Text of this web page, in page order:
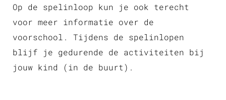
Op de spelinloop kun je ook terecht
voor meer informatie over de
voorschool. Tijdens de spelinlopen
blijf je gedurende de activiteiten bij
jouw kind (in de buurt).